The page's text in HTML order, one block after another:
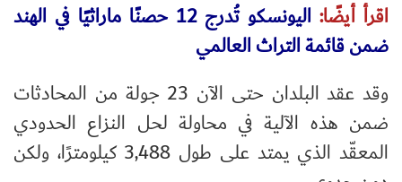
اقرأ أيضًا:
اليونسكو تُدرج 12 حصنًا ماراثيًا في الهند
ضمن قائمة التراث العالمي
وقد عقد البلدان حتى الآن 23 جولة من المحادثات
ضمن هذه الآلية في محاولة لحل النزاع الحدودي
المعقّد الذي يمتد على طول 3,488 كيلومترًا، ولكن